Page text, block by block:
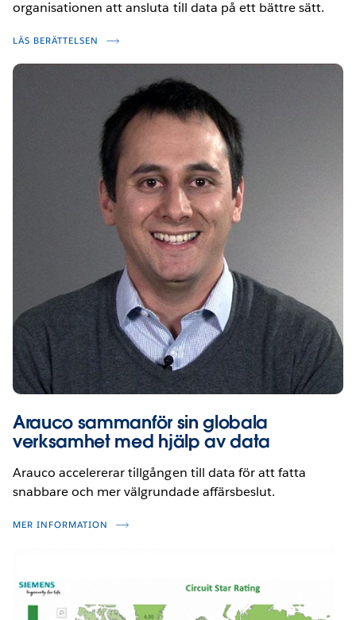
organisationen att ansluta till data på ett bättre sätt.
LÄS BERÄTTELSEN
Arauco sammanför sin globala
verksamhet med hjälp av data
Arauco accelererar tillgången till data för att fatta
snabbare och mer välgrundade affärsbeslut.
MER INFORMATION